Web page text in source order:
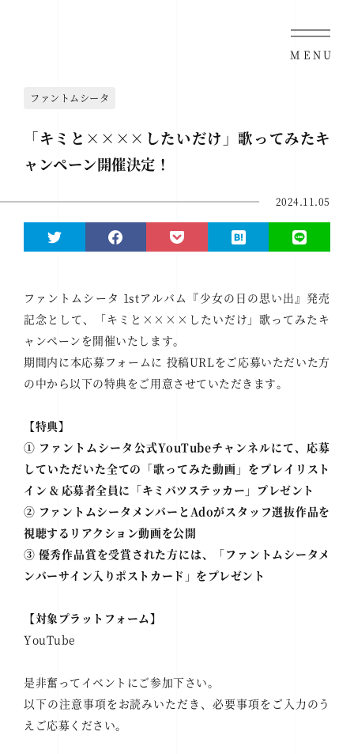
MENU
ファントムシータ
「キミと××××したいだけ」歌ってみたキ
ャンペーン開催決定！
2024.11.05
ファントムシータ 1stアルバム『少女の日の思い出』発売
記念として、「キミと××××したいだけ」歌ってみたキ
ャンペーンを開催いたします。
期間内に本応募フォームに 投稿URLをご応募いただいた方
の中から以下の特典をご用意させていただきます。
【特典】
① ファントムシータ公式YouTubeチャンネルにて、応募
していただいた全ての「歌ってみた動画」をプレイリスト
イン & 応募者全員に「キミバツステッカー」プレゼント
② ファントムシータメンバーとAdoがスタッフ選抜作品を
視聴するリアクション動画を公開
③ 優秀作品賞を受賞された方には、「ファントムシータメ
ンバーサイン入りポストカード」をプレゼント
【対象プラットフォーム】
YouTube
是非奮ってイベントにご参加下さい。
以下の注意事項をお読みいただき、必要事項をご入力のう
えご応募ください。